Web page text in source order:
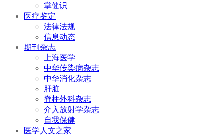
掌健识
医疗鉴定
法律法规
信息动态
期刊杂志
上海医学
中华传染病杂志
中华消化杂志
肝脏
脊柱外科杂志
介入放射学杂志
自我保健
医学人文之家